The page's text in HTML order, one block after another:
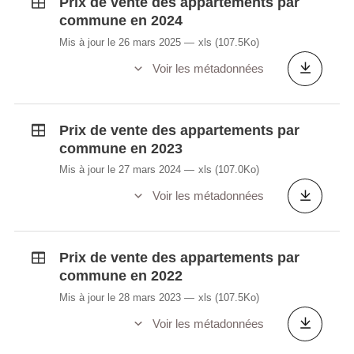
commune en 2024
Mis à jour le 26 mars 2025 xls (107.5Ko)
Voir les métadonnées
Prix de vente des appartements par
commune en 2023
Mis à jour le 27 mars 2024 xls (107.0Ko)
Voir les métadonnées
Prix de vente des appartements par
commune en 2022
Mis à jour le 28 mars 2023 xls (107.5Ko)
Voir les métadonnées